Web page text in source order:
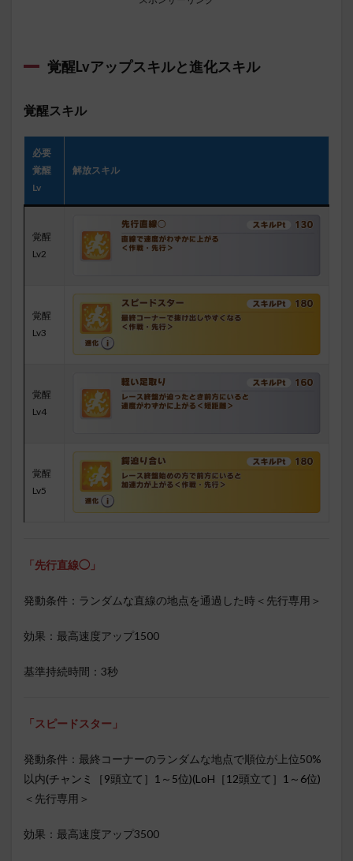
覚醒Lvアップスキルと進化スキル
覚醒スキル
必要
覚醒
Lv
解放スキル
覚醒
Lv2
覚醒
Lv3
覚醒
Lv4
覚醒
Lv5
「先行直線◯」
発動条件：ランダムな直線の地点を通過した時＜先行専用＞
効果：最高速度アップ1500
基準持続時間：3秒
「スピードスター」
発動条件：最終コーナーのランダムな地点で順位が上位50%
以内(チャンミ［9頭立て］1～5位)(LoH［12頭立て］1～6位)
＜先行専用＞
効果：最高速度アップ3500